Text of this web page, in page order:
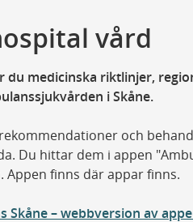
vård
du medicinska riktlinjer,
i Skåne.
och
Du hittar dem i appen
Appen finns där appar finns.
Skåne – webbversion av